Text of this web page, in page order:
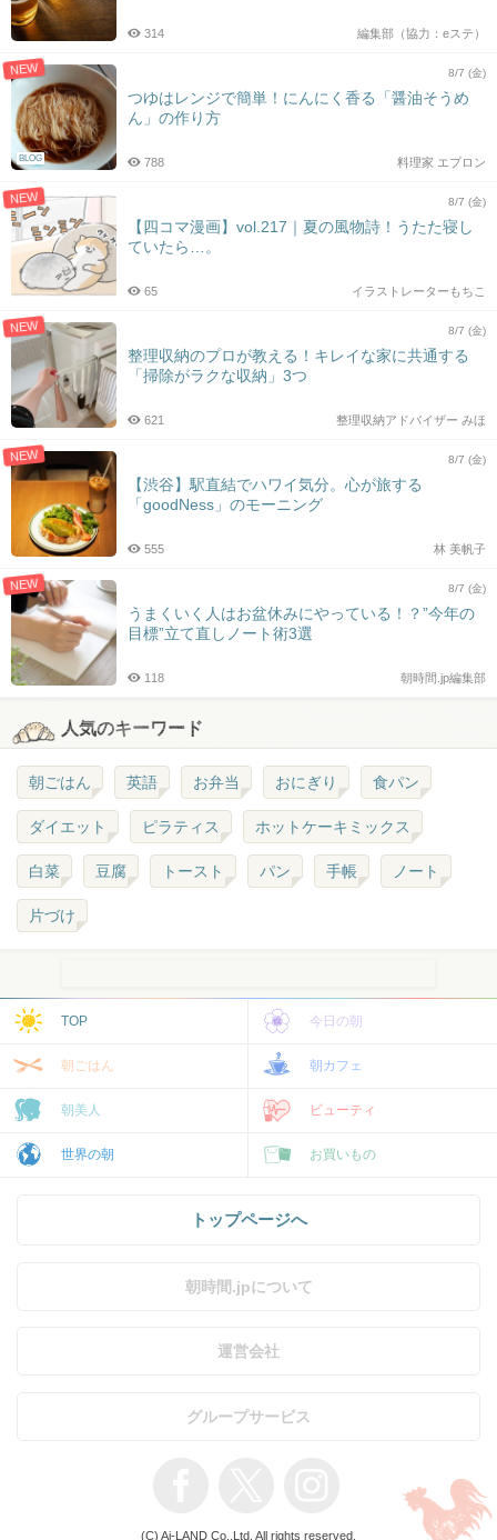
編集部（協力：eステ）
314
NEW
BLOG
8/7 (金)
つゆはレンジで簡単！にんにく香る「醤油そうめ
ん」の作り方
料理家 エプロン
788
NEW 8/7 (金)
【四コマ漫画】vol.217｜夏の風物詩！うたた寝し
ていたら…。
イラストレーターもちこ
65
NEW 8/7 (金)
整理収納のプロが教える！キレイな家に共通する
「掃除がラクな収納」3つ
整理収納アドバイザー みほ
621
NEW 8/7 (金)
【渋谷】駅直結でハワイ気分。心が旅する
「goodNess」のモーニング
林 美帆子
555
NEW 8/7 (金)
うまくいく人はお盆休みにやっている！？”今年の
目標”立て直しノート術3選
朝時間.jp編集部
118
人気のキーワード
朝ごはん 英語 お弁当 おにぎり 食パン
ダイエット ピラティス ホットケーキミックス
白菜 豆腐 トースト パン 手帳 ノート
片づけ
TOP 今日の朝
朝ごはん 朝カフェ
朝美人 ビューティ
世界の朝 お買いもの
トップページへ
朝時間.jpについて
運営会社
グループサービス
(C) Ai-LAND Co.,Ltd. All rights reserved.